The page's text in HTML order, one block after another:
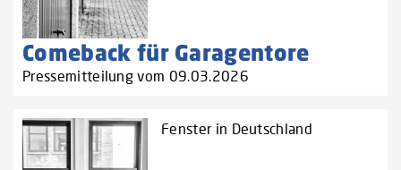
Comeback für Garagentore
Pressemitteilung vom 09.03.2026
Fenster in Deutschland